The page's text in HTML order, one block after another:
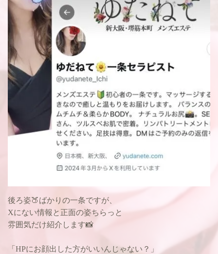
後ろ姿🍑ばかりの一条ですが、
Xにない情報と正面の姿ちらっと
雰囲気だけ紹介します📸
「HPにお顔出した方がいいんじゃない？」